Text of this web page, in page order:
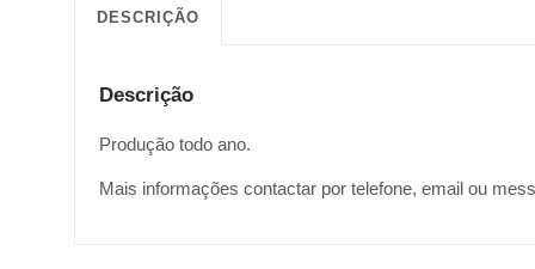
DESCRIÇÃO
Descrição
Produção todo ano.
Mais informações contactar por telefone, email ou